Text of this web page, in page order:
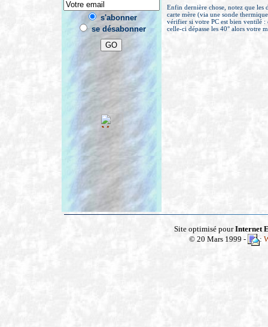
s'abonner
se désabonner
Enfin dernière chose, notez que les
carte mère (via une sonde
vérifier si votre PC est bien ventilé
celle-ci dépasse les 40° alors votre
Site optimisé pourInternet
© 20 Mars 1999 -
: